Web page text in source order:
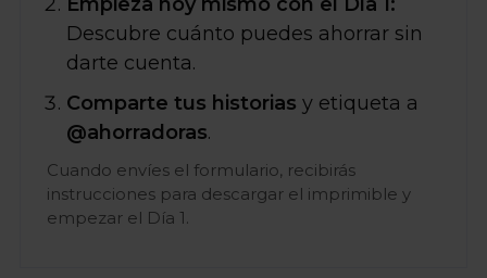
Descubre cuánto puedes ahorrar sin
darte cuenta.
Comparte tus historias y etiqueta a
@ahorradoras.
Cuando envíes el formulario, recibirás
instrucciones para descargar el imprimible y
empezar el Día 1.